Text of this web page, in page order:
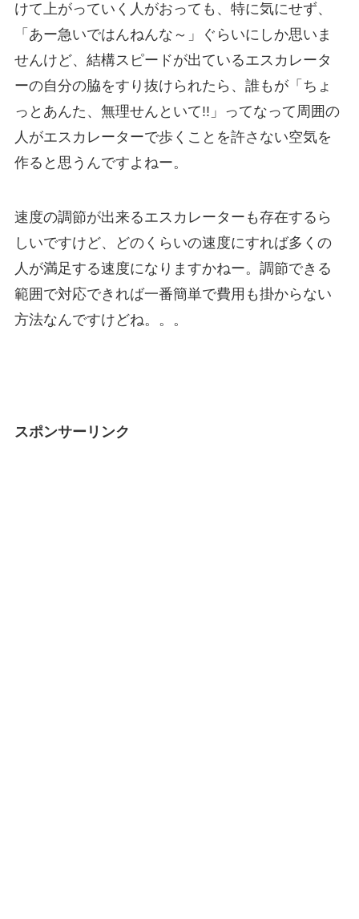
けて上がっていく人がおっても、特に気にせず、
「あー急いではんねんな～」ぐらいにしか思いま
せんけど、結構スピードが出ているエスカレータ
ーの自分の脇をすり抜けられたら、誰もが「ちょ
っとあんた、無理せんといて!!」ってなって周囲の
人がエスカレーターで歩くことを許さない空気を
作ると思うんですよねー。
速度の調節が出来るエスカレーターも存在するら
しいですけど、どのくらいの速度にすれば多くの
人が満足する速度になりますかねー。調節できる
範囲で対応できれば一番簡単で費用も掛からない
方法なんですけどね。。。
スポンサーリンク